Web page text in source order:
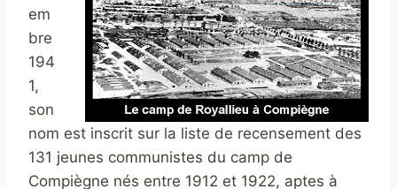
em
bre
194
1,
son
nom est inscrit sur la liste de recensement des
131 jeunes communistes du camp de
Compiègne nés entre 1912 et 1922, aptes à